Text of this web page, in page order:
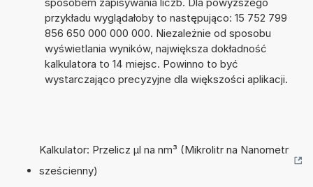
przykładu wyglądałoby to następująco: 15 752 799
856 650 000 000 000. Niezależnie od sposobu
wyświetlania wyników, największa dokładność
kalkulatora to 14 miejsc. Powinno to być
wystarczająco precyzyjne dla większości aplikacji.
Kalkulator: Przelicz µl na nm³ (Mikrolitr na Nanometr
sześcienny)